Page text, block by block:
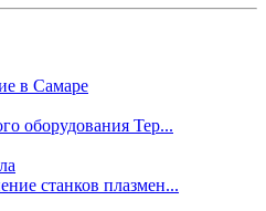
в Самаре
оборудования Тер...
станков плазмен...